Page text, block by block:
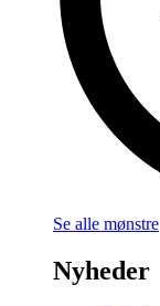
Se alle mønstre
Nyheder